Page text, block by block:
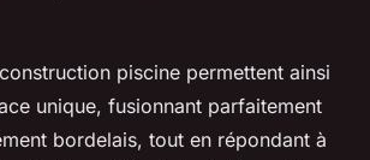
piscine permettent ainsi
unique, fusionnant parfaitement
bordelais, tout en répondant à